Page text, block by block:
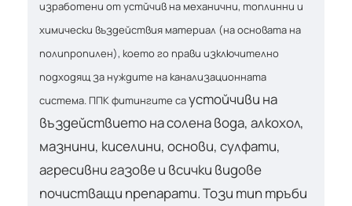
изработени от устйчив на механични, топлинни и
химически въздействия материал (на основата на
полипропилен), което го прави изключително
подходящ за нуждите на канализационната
система. ППК фитингите саустойчиви на
въздействието на солена вода, алкохол,
мазнини, киселини, основи, сулфати,
агресивни газове и всички видове
почистващи препарати. Този тип тръби